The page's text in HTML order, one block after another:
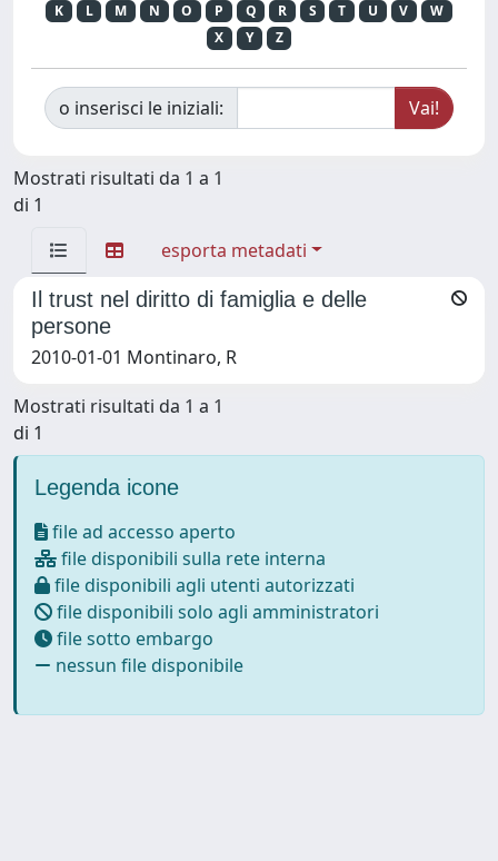
K
L M N O P Q R S T U V
W
X
Y Z
o inserisci le iniziali:
Mostrati risultati da 1 a 1
di 1
esporta metadati
Il trust nel diritto di famiglia e delle
persone
2010-01-01 Montinaro, R
Mostrati risultati da 1 a 1
di 1
Legenda icone
file ad accesso aperto
file disponibili sulla rete interna
file disponibili agli utenti autorizzati
file disponibili solo agli amministratori
file sotto embargo
nessun file disponibile